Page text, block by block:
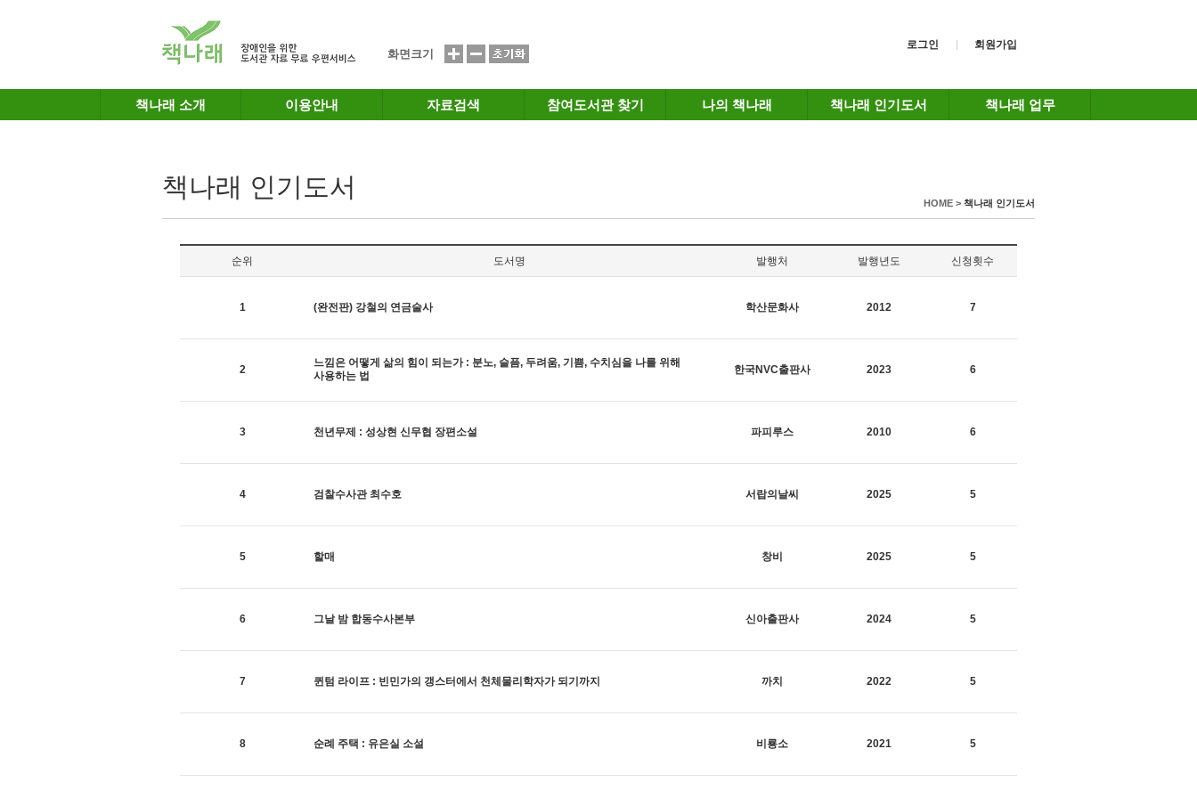
화면크기
로그인 회원가입
책나래 소개 이용안내 자료검색 참여도서관 찾기 나의 책나래 책나래 인기도서 책나래 업무
책나래 인기도서
HOME > 책나래 인기도서
순위 도서명 발행처 발행년도 신청횟수
1 (완전판) 강철의 연금술사 학산문화사 2012 7
2
느낌은 어떻게 삶의 힘이 되는가 : 분노, 슬픔, 두려움, 기쁨, 수치심을 나를 위해
사용하는 법
한국NVC출판사 2023 6
3 천년무제 : 성상현 신무협 장편소설 파피루스 2010 6
4 검찰수사관 최수호 서랍의날씨 2025 5
5 할매 창비 2025 5
6 그날 밤 합동수사본부 신아출판사 2024 5
7 퀸텀 라이프 : 빈민가의 갱스터에서 천체물리학자가 되기까지 까치 2022 5
8 순례 주택 : 유은실 소설 비룡소 2021 5